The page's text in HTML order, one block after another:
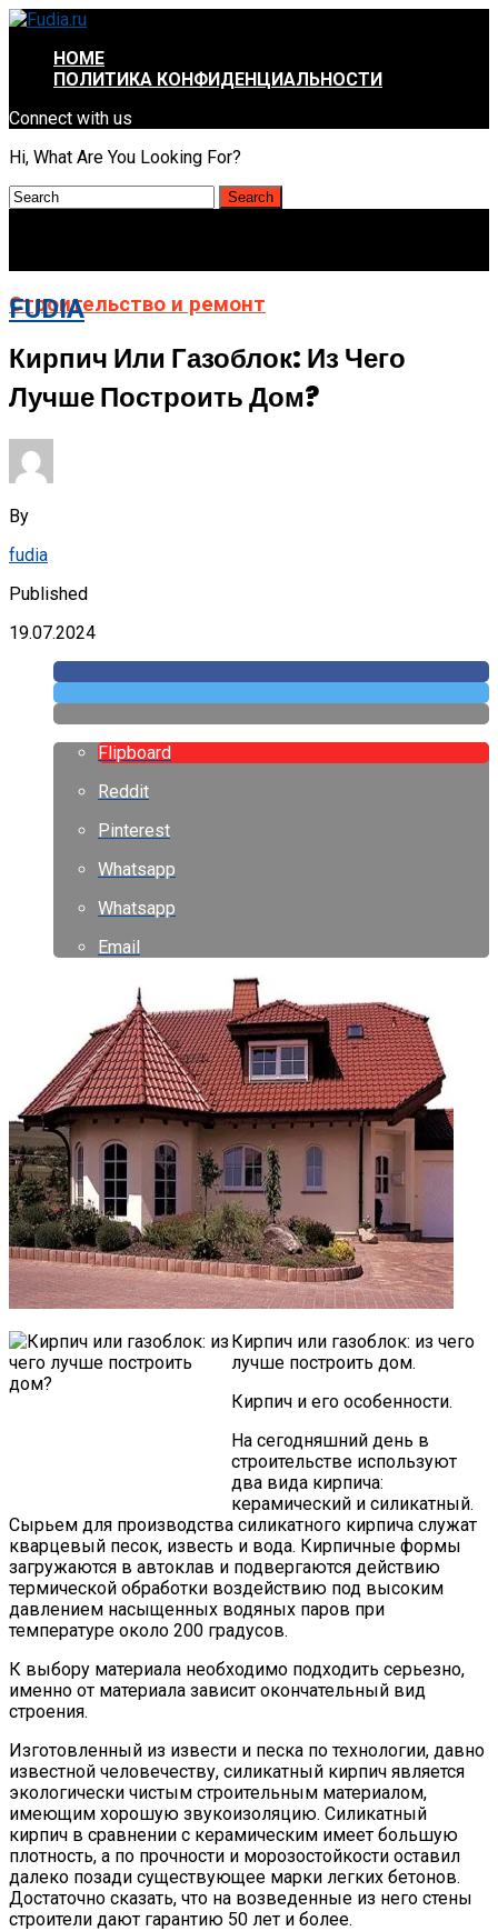
HOME
ПОЛИТИКА КОНФИДЕНЦИАЛЬНОСТИ
Connect with us
Hi, What Are You Looking For?
FUDIA
Строительство и ремонт
Кирпич Или Газоблок: Из Чего
Лучше Построить Дом?
By
fudia
Published
19.07.2024
Flipboard
Reddit
Pinterest
Whatsapp
Whatsapp
Email
Кирпич или газоблок: из чего
лучше построить дом.
Кирпич и его особенности.
На сегодняшний день в
строительстве используют
два вида кирпича:
керамический и силикатный.
Сырьем для производства силикатного кирпича служат
кварцевый песок, известь и вода. Кирпичные формы
загружаются в автоклав и подвергаются действию
термической обработки воздействию под высоким
давлением насыщенных водяных паров при
температуре около 200 градусов.
К выбору материала необходимо подходить серьезно,
именно от материала зависит окончательный вид
строения.
Изготовленный из извести и песка по технологии, давно
известной человечеству, силикатный кирпич является
экологически чистым строительным материалом,
имеющим хорошую звукоизоляцию. Силикатный
кирпич в сравнении с керамическим имеет большую
плотность, а по прочности и морозостойкости оставил
далеко позади существующее марки легких бетонов.
Достаточно сказать, что на возведенные из него стены
строители дают гарантию 50 лет и более.